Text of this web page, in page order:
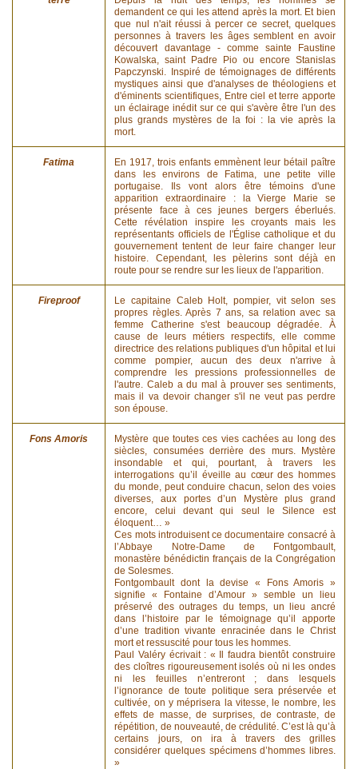
demandent ce qui les attend après la mort. Et bien
que nul n'ait réussi à percer ce secret, quelques
personnes à travers les âges semblent en avoir
découvert davantage - comme sainte Faustine
Kowalska, saint Padre Pio ou encore Stanislas
Papczynski. Inspiré de témoignages de différents
mystiques ainsi que d'analyses de théologiens et
d'éminents scientifiques, Entre ciel et terre apporte
un éclairage inédit sur ce qui s'avère être l'un des
plus grands mystères de la foi : la vie après la
mort.
Fatima
En 1917, trois enfants emmènent leur bétail paître
dans les environs de Fatima, une petite ville
portugaise. Ils vont alors être témoins d'une
apparition extraordinaire : la Vierge Marie se
présente face à ces jeunes bergers éberlués.
Cette révélation inspire les croyants mais les
représentants officiels de l'Église catholique et du
gouvernement tentent de leur faire changer leur
histoire. Cependant, les pèlerins sont déjà en
route pour se rendre sur les lieux de l'apparition.
Fireproof
Le capitaine Caleb Holt, pompier, vit selon ses
propres règles. Après 7 ans, sa relation avec sa
femme Catherine s'est beaucoup dégradée. À
cause de leurs métiers respectifs, elle comme
directrice des relations publiques d'un hôpital et lui
comme pompier, aucun des deux n'arrive à
comprendre les pressions professionnelles de
l'autre. Caleb a du mal à prouver ses sentiments,
mais il va devoir changer s'il ne veut pas perdre
son épouse.
Fons Amoris
Mystère que toutes ces vies cachées au long des
siècles, consumées derrière des murs. Mystère
insondable et qui, pourtant, à travers les
interrogations qu’il éveille au cœur des hommes
du monde, peut conduire chacun, selon des voies
diverses, aux portes d’un Mystère plus grand
encore, celui devant qui seul le Silence est
éloquent… »
Ces mots introduisent ce documentaire consacré à
l’Abbaye Notre-Dame de Fontgombault,
monastère bénédictin français de la Congrégation
de Solesmes.
Fontgombault dont la devise « Fons Amoris »
signifie « Fontaine d’Amour » semble un lieu
préservé des outrages du temps, un lieu ancré
dans l’histoire par le témoignage qu’il apporte
d’une tradition vivante enracinée dans le Christ
mort et ressuscité pour tous les hommes.
Paul Valéry écrivait : « Il faudra bientôt construire
des cloîtres rigoureusement isolés où ni les ondes
ni les feuilles n’entreront ; dans lesquels
l’ignorance de toute politique sera préservée et
cultivée, on y méprisera la vitesse, le nombre, les
effets de masse, de surprises, de contraste, de
répétition, de nouveauté, de crédulité. C’est là qu’à
certains jours, on ira à travers des grilles
considérer quelques spécimens d’hommes libres.
»